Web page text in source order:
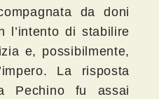
da doni
l’intento di stabilire
e, possibilmente,
La risposta
Pechino fu assai